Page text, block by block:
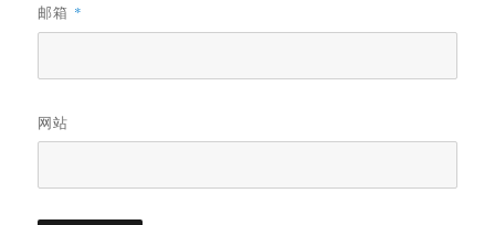
邮箱 *
网站